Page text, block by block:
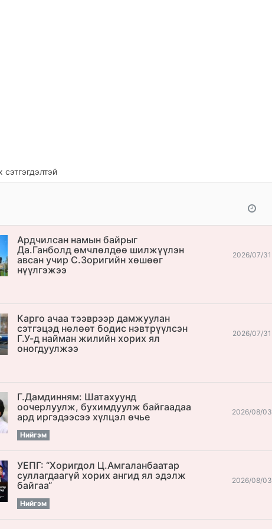
Ардчилсан намын байрыг
Да.Ганболд өмчлөлдөө шилжүүлэн
авсан учир С.Зоригийн хөшөөг
нүүлгэжээ
2026/07/31
Карго ачаа тээврээр дамжуулан
сэтгэцэд нөлөөт бодис нэвтрүүлсэн
Г.У-д найман жилийн хорих ял
оногдуулжээ
2026/07/31
Г.Дамдинням: Шатахуунд
оочерлуулж, бухимдуулж байгаадаа
ард иргэдээсээ хүлцэл өчье
Нийгэм
2026/08/03
УЕПГ: “Хоригдол Ц.Амгаланбаатар
cуллагдаагүй хорих ангид ял эдэлж
байгаа“
Нийгэм
2026/08/03